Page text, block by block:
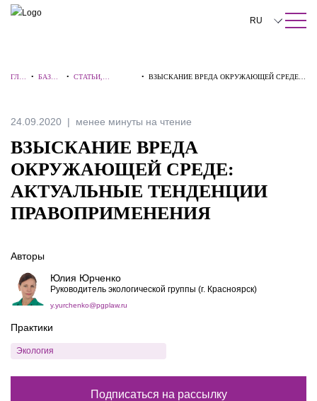
ПОИСК ПО САЙТУ Закрыть
RU
中文
Español
ГЛА
•БАЗА
• СТАТЬИ,
• ВЗЫСКАНИЕ ВРЕДА ОКРУЖАЮЩЕЙ СРЕДЕ:
24.09.2020 менее минуты на чтение
ВЗЫСКАНИЕ ВРЕДА
ОКРУЖАЮЩЕЙ СРЕДЕ:
АКТУАЛЬНЫЕ ТЕНДЕНЦИИ
ПРАВОПРИМЕНЕНИЯ
Авторы
Юлия Юрченко
Руководитель экологической группы (г. Красноярск)
y.yurchenko@pgplaw.ru
Практики
Экология
Подписаться на рассылку